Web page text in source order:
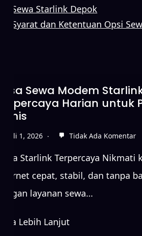
Sewa Starlink Depok
Syarat dan Ketentuan Opsi
Sewa Modem
Harian untuk
Juli 1, 2026 Tidak Ada Komentar
Starlink Terpercaya Nikmati
cepat, stabil, dan tanpa
layanan sewa…
Lebih Lanjut